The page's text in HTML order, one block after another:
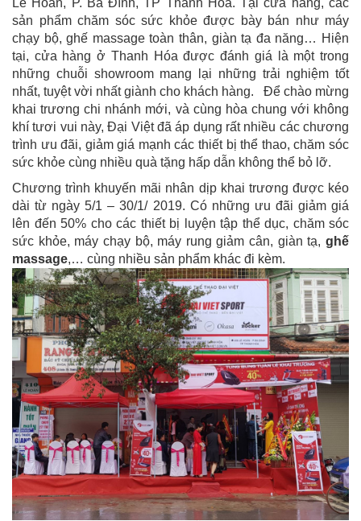
sản phẩm chăm sóc sức khỏe được bày bán như máy
chạy bộ, ghế massage toàn thân, giàn tạ đa năng… Hiện
tại, cửa hàng ở Thanh Hóa được đánh giá là một trong
những chuỗi showroom mang lại những trải nghiệm tốt
nhất, tuyệt vời nhất giành cho khách hàng. Để chào mừng
khai trương chi nhánh mới, và cùng hòa chung với không
khí tươi vui này, Đại Việt đã áp dụng rất nhiều các chương
trình ưu đãi, giảm giá mạnh các thiết bị thể thao, chăm sóc
sức khỏe cùng nhiều quà tặng hấp dẫn không thể bỏ lỡ.
Chương trình khuyến mãi nhân dịp khai trương được kéo
dài từ ngày 5/1 – 30/1/ 2019. Có những ưu đãi giảm giá
lên đến 50% cho các thiết bị luyện tập thể dục, chăm sóc
sức khỏe, máy chạy bộ, máy rung giảm cân, giàn tạ, ghế
massage,… cùng nhiều sản phẩm khác đi kèm.